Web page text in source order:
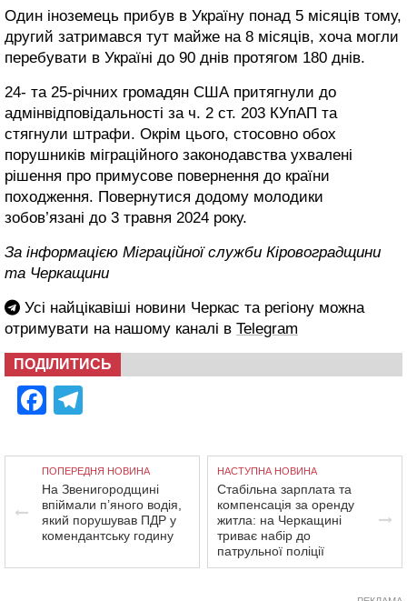
Один іноземець прибув в Україну понад 5 місяців тому,
другий затримався тут майже на 8 місяців, хоча могли
перебувати в Україні до 90 днів протягом 180 днів.
24- та 25-річних громадян США притягнули до
адмінвідповідальності за ч. 2 ст. 203 КУпАП та
стягнули штрафи. Окрім цього, стосовно обох
порушників міграційного законодавства ухвалені
рішення про примусове повернення до країни
походження. Повернутися додому молодики
зобов’язані до 3 травня 2024 року.
За інформацією Міграційної служби Кіровоградщини
та Черкащини
Усі найцікавіші новини Черкас та регіону можна
отримувати на нашому каналі в Telegram
ПОДІЛИТИСЬ
Facebook
ПОПЕРЕДНЯ НОВИНА
На Звенигородщині
впіймали п’яного водія,
який порушував ПДР у
комендантську годину
НАСТУПНА НОВИНА
Стабільна зарплата та
компенсація за оренду
житла: на Черкащині
триває набір до
патрульної поліції